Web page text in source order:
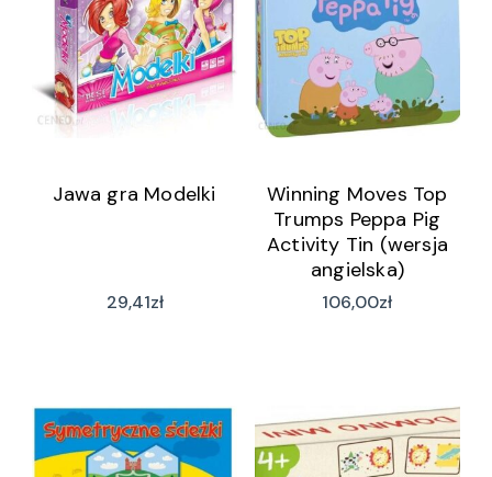
Jawa gra Modelki
29,41zł
Winning Moves Top
Trumps Peppa Pig
Activity Tin (wersja
angielska)
106,00zł